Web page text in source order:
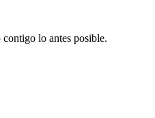
lo antes posible.